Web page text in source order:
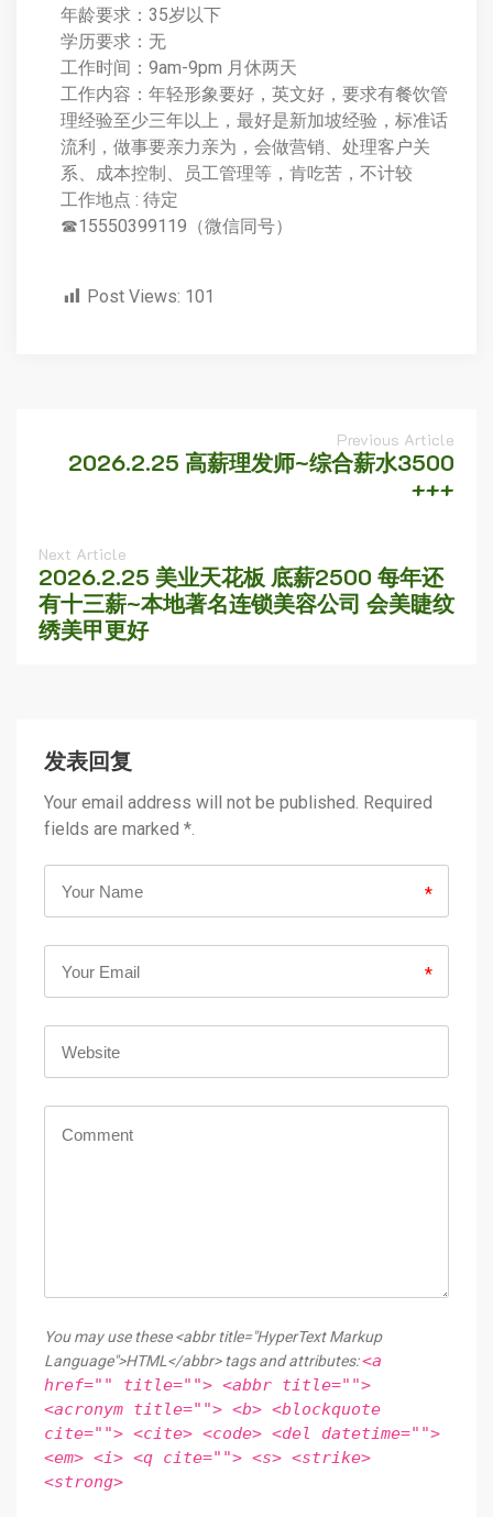
年龄要求：35岁以下
学历要求：无
工作时间：9am-9pm 月休两天
工作内容：年轻形象要好，英文好，要求有餐饮管
理经验至少三年以上，最好是新加坡经验，标准话
流利，做事要亲力亲为，会做营销、处理客户关
系、成本控制、员工管理等，肯吃苦，不计较
工作地点 : 待定
☎15550399119（微信同号）
Post Views: 101
Previous Article
2026.2.25 高薪理发师~综合薪水3500
+++
Next Article
2026.2.25 美业天花板 底薪2500 每年还
有十三薪~本地著名连锁美容公司 会美睫纹
绣美甲更好
发表回复
Your email address will not be published. Required
fields are marked *.
*
*
You may use these <abbr title="HyperText Markup
Language">HTML</abbr> tags and attributes:<a
href="" title=""> <abbr title="">
<acronym title=""> <b> <blockquote
cite=""> <cite> <code> <del datetime="">
<em> <i> <q cite=""> <s> <strike>
<strong>